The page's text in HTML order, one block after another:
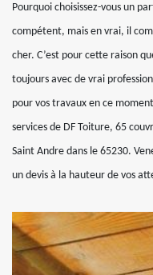
Pourquoi choisissez-vous un
compétent, mais en vrai, il
cher. C’est pour cette raison
toujours avec de vrai
pour vos travaux en ce
services de DF Toiture, 65
Saint Andre dans le 65230.
un devis à la hauteur de vos